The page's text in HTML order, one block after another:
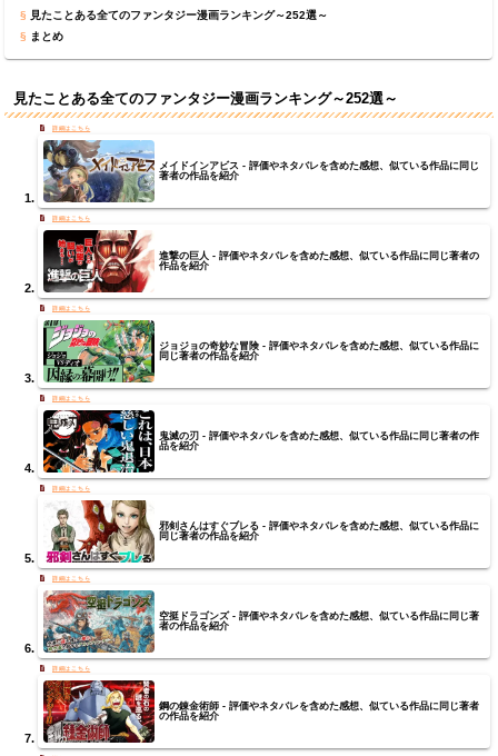
見たことある全てのファンタジー漫画ランキング～252選～
まとめ
見たことある全てのファンタジー漫画ランキング～252選～
メイドインアビス - 評価やネタバレを含めた感想、似ている作品に同じ
著者の作品を紹介
進撃の巨人 - 評価やネタバレを含めた感想、似ている作品に同じ著者の
作品を紹介
ジョジョの奇妙な冒険 - 評価やネタバレを含めた感想、似ている作品に
同じ著者の作品を紹介
鬼滅の刃 - 評価やネタバレを含めた感想、似ている作品に同じ著者の作
品を紹介
邪剣さんはすぐブレる - 評価やネタバレを含めた感想、似ている作品に
同じ著者の作品を紹介
空挺ドラゴンズ - 評価やネタバレを含めた感想、似ている作品に同じ著
者の作品を紹介
鋼の錬金術師 - 評価やネタバレを含めた感想、似ている作品に同じ著者
の作品を紹介